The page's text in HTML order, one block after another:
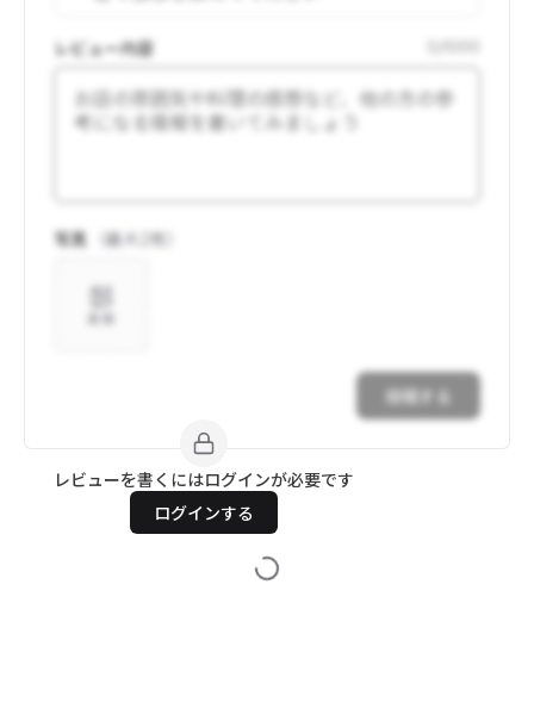
レビュー内容
写真 （最大 枚）
投稿する
レビューを書くにはログインが必要です
ログインする